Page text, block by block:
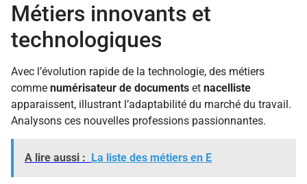
Métiers innovants et
technologiques
Avec l’évolution rapide de la technologie, des métiers
comme numérisateur de documents et nacelliste
apparaissent, illustrant l’adaptabilité du marché du travail.
Analysons ces nouvelles professions passionnantes.
A lire aussi : La liste des métiers en E